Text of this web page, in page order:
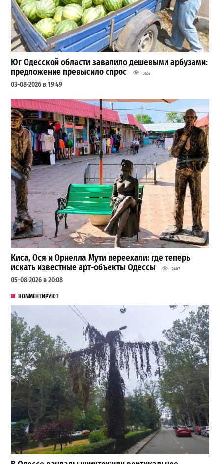
Юг Одесской области завалило дешевыми арбузами:
предложение превысило спрос
3657
03-08-2026 в 19:49
Киса, Ося и Орнелла Мути переехали: где теперь
искать известные арт-объекты Одессы
2407
05-08-2026 в 20:08
КОММЕНТИРУЮТ